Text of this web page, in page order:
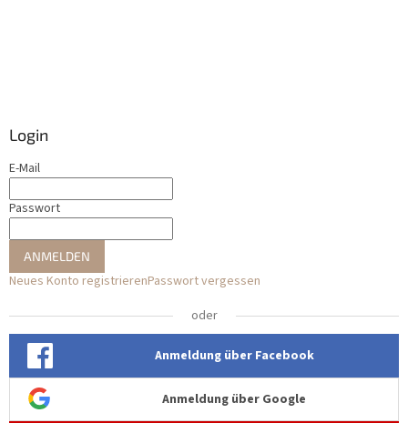
Login
E-Mail
Passwort
ANMELDEN
Neues Konto registrierenPasswort vergessen
oder
Anmeldung über Facebook
Anmeldung über Google